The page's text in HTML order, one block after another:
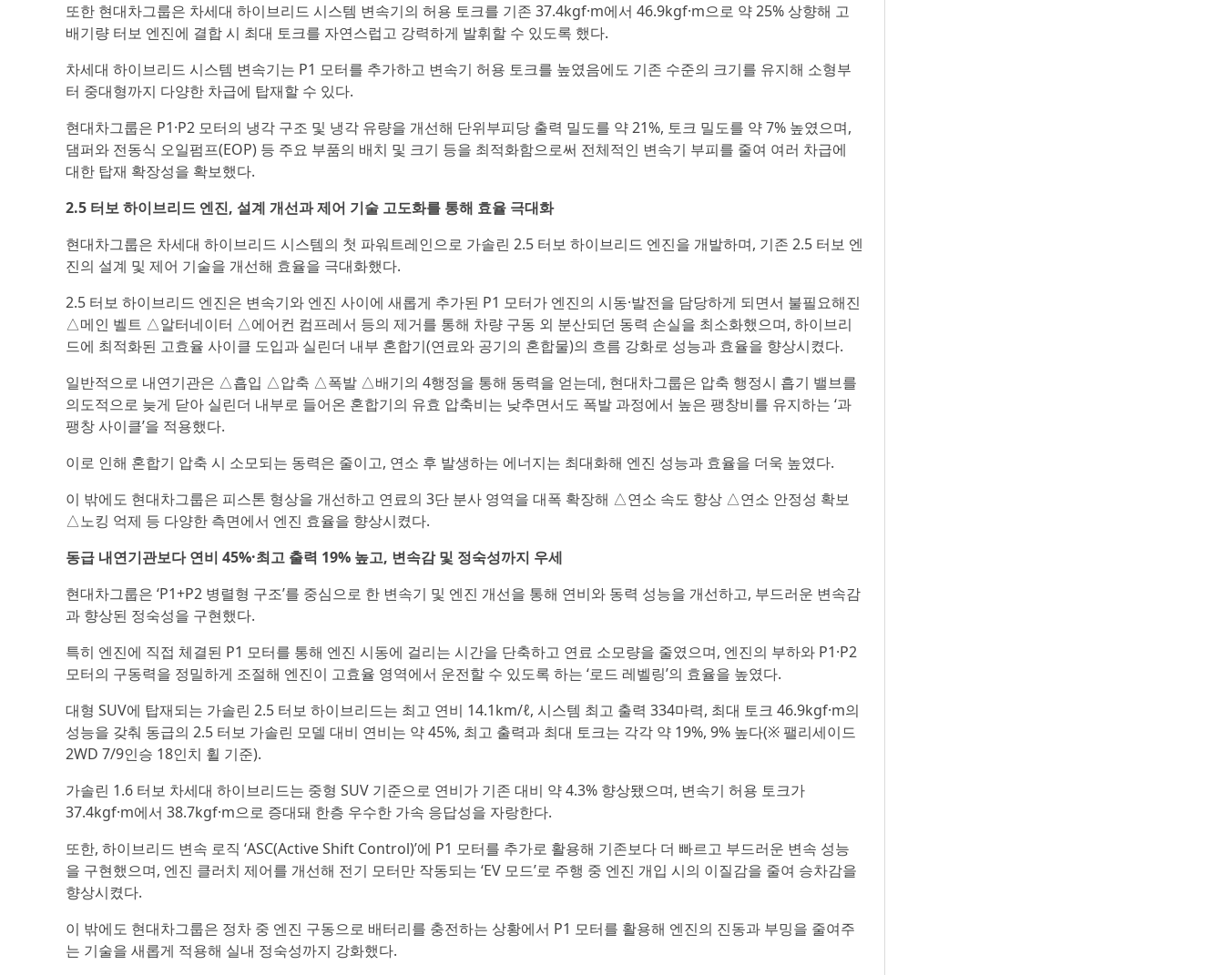
또한 현대차그룹은 차세대 하이브리드 시스템 변속기의 허용 토크를 기존 37.4kgf·m에서 46.9kgf·m으로 약 25% 상향해 고
배기량 터보 엔진에 결합 시 최대 토크를 자연스럽고 강력하게 발휘할 수 있도록 했다.
차세대 하이브리드 시스템 변속기는 P1 모터를 추가하고 변속기 허용 토크를 높였음에도 기존 수준의 크기를 유지해 소형부
터 중대형까지 다양한 차급에 탑재할 수 있다.
현대차그룹은 P1·P2 모터의 냉각 구조 및 냉각 유량을 개선해 단위부피당 출력 밀도를 약 21%, 토크 밀도를 약 7% 높였으며,
댐퍼와 전동식 오일펌프(EOP) 등 주요 부품의 배치 및 크기 등을 최적화함으로써 전체적인 변속기 부피를 줄여 여러 차급에
대한 탑재 확장성을 확보했다.
2.5 터보 하이브리드 엔진, 설계 개선과 제어 기술 고도화를 통해 효율 극대화
현대차그룹은 차세대 하이브리드 시스템의 첫 파워트레인으로 가솔린 2.5 터보 하이브리드 엔진을 개발하며, 기존 2.5 터보 엔
진의 설계 및 제어 기술을 개선해 효율을 극대화했다.
2.5 터보 하이브리드 엔진은 변속기와 엔진 사이에 새롭게 추가된 P1 모터가 엔진의 시동·발전을 담당하게 되면서 불필요해진
△메인 벨트 △알터네이터 △에어컨 컴프레서 등의 제거를 통해 차량 구동 외 분산되던 동력 손실을 최소화했으며, 하이브리
드에 최적화된 고효율 사이클 도입과 실린더 내부 혼합기(연료와 공기의 혼합물)의 흐름 강화로 성능과 효율을 향상시켰다.
일반적으로 내연기관은 △흡입 △압축 △폭발 △배기의 4행정을 통해 동력을 얻는데, 현대차그룹은 압축 행정시 흡기 밸브를
의도적으로 늦게 닫아 실린더 내부로 들어온 혼합기의 유효 압축비는 낮추면서도 폭발 과정에서 높은 팽창비를 유지하는 ‘과
팽창 사이클’을 적용했다.
이로 인해 혼합기 압축 시 소모되는 동력은 줄이고, 연소 후 발생하는 에너지는 최대화해 엔진 성능과 효율을 더욱 높였다.
이 밖에도 현대차그룹은 피스톤 형상을 개선하고 연료의 3단 분사 영역을 대폭 확장해 △연소 속도 향상 △연소 안정성 확보
△노킹 억제 등 다양한 측면에서 엔진 효율을 향상시켰다.
동급 내연기관보다 연비 45%·최고 출력 19% 높고, 변속감 및 정숙성까지 우세
현대차그룹은 ‘P1+P2 병렬형 구조’를 중심으로 한 변속기 및 엔진 개선을 통해 연비와 동력 성능을 개선하고, 부드러운 변속감
과 향상된 정숙성을 구현했다.
특히 엔진에 직접 체결된 P1 모터를 통해 엔진 시동에 걸리는 시간을 단축하고 연료 소모량을 줄였으며, 엔진의 부하와 P1·P2
모터의 구동력을 정밀하게 조절해 엔진이 고효율 영역에서 운전할 수 있도록 하는 ‘로드 레벨링’의 효율을 높였다.
대형 SUV에 탑재되는 가솔린 2.5 터보 하이브리드는 최고 연비 14.1km/ℓ, 시스템 최고 출력 334마력, 최대 토크 46.9kgf·m의
성능을 갖춰 동급의 2.5 터보 가솔린 모델 대비 연비는 약 45%, 최고 출력과 최대 토크는 각각 약 19%, 9% 높다(※ 팰리세이드
2WD 7/9인승 18인치 휠 기준).
가솔린 1.6 터보 차세대 하이브리드는 중형 SUV 기준으로 연비가 기존 대비 약 4.3% 향상됐으며, 변속기 허용 토크가
37.4kgf·m에서 38.7kgf·m으로 증대돼 한층 우수한 가속 응답성을 자랑한다.
또한, 하이브리드 변속 로직 ‘ASC(Active Shift Control)’에 P1 모터를 추가로 활용해 기존보다 더 빠르고 부드러운 변속 성능
을 구현했으며, 엔진 클러치 제어를 개선해 전기 모터만 작동되는 ‘EV 모드’로 주행 중 엔진 개입 시의 이질감을 줄여 승차감을
향상시켰다.
이 밖에도 현대차그룹은 정차 중 엔진 구동으로 배터리를 충전하는 상황에서 P1 모터를 활용해 엔진의 진동과 부밍을 줄여주
는 기술을 새롭게 적용해 실내 정숙성까지 강화했다.